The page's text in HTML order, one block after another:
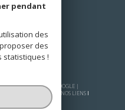
POWERED BY GOOGLE |
ADMIN
NOS LIENS
pendant
des
des
statistiques !